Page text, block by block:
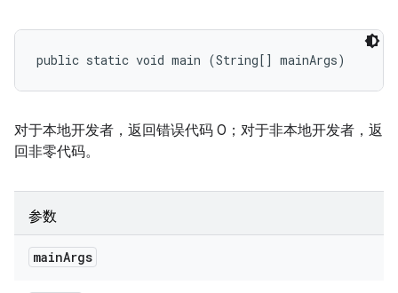
public static void main (String[] mainArgs)
对于本地开发者，返回错误代码 0；对于非本地开发者，返
回非零代码。
参数
mainArgs